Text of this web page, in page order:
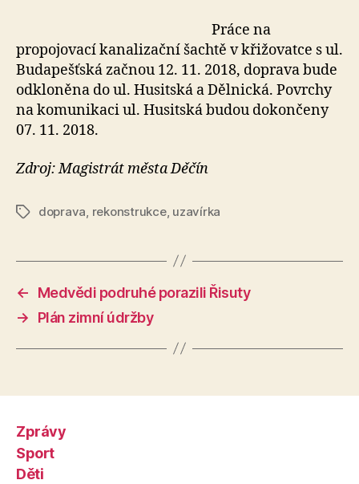
Práce na
propojovací kanalizační šachtě v křižovatce s ul.
Budapešťská začnou 12. 11. 2018, doprava bude
odkloněna do ul. Husitská a Dělnická. Povrchy
na komunikaci ul. Husitská budou dokončeny
07. 11. 2018.
Zdroj: Magistrát města Děčín
Štítkydoprava rekonstrukce, uzavírka
←
Medvědi podruhé porazili Řisuty
→
Plán zimní údržby
Zprávy
Sport
Děti